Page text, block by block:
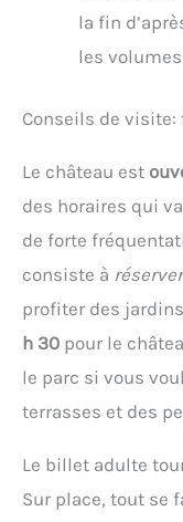
la fin
les
Conseils de
Le château est
des horaires qui
de forte
consiste à
profiter des
h 30 pour le
le parc si vous
terrasses et des
Le billet adulte
Sur place, tout se